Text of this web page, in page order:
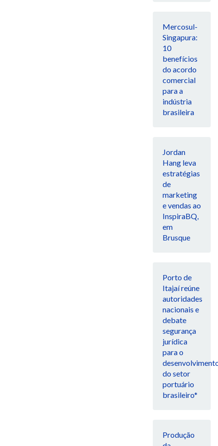
Mercosul-
Singapura:
10
benefícios
do acordo
comercial
para a
indústria
brasileira
Jordan
Hang leva
estratégias
de
marketing
e vendas ao
InspiraBQ,
em
Brusque
Porto de
Itajaí reúne
autoridades
nacionais e
debate
segurança
jurídica
para o
do setor
portuário
brasileiro*
Produção